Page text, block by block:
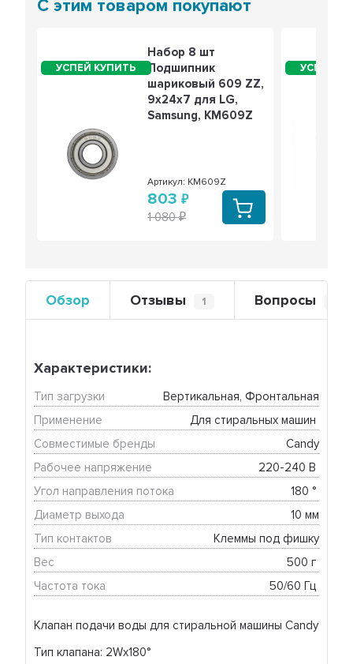
С этим товаром покупают
Набор 8 шт
Подшипник
шариковый 609 ZZ,
9x24x7 для LG,
Samsung, KM609Z
Артикул: KM609Z
803
1 080
Обзор Отзывы 1 Вопросы
Клапан подачи воды для стиральной машины Candy
Тип клапана: 2Wх180°
Характеристики:
Тип загрузки
Вертикальная, Фронтальная
Применение
Для стиральных машин
Совместимые бренды
Candy
Рабочее напряжение
220-240 В
Угол направления потока
180 °
Диаметр выхода
10 мм
Тип контактов
Клеммы под фишку
Вес
500 г
Частота тока
50/60 Гц